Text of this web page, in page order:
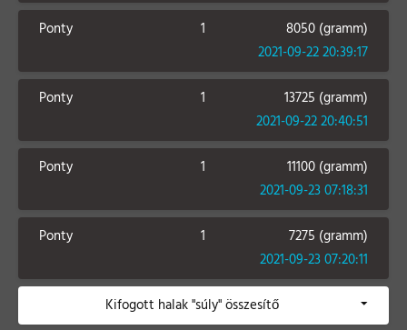
Ponty 1
8050 (gramm)
2021-09-22 20:39:17
Ponty 1
13725 (gramm)
2021-09-22 20:40:51
Ponty 1
11100 (gramm)
2021-09-23 07:18:31
Ponty 1
7275 (gramm)
2021-09-23 07:20:11
Kifogott halak "súly" összesítő